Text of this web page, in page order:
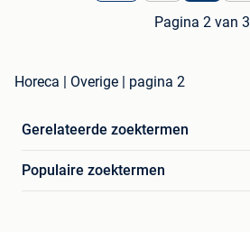
Pagina 2 van 3
Horeca | Overige | pagina 2
Gerelateerde zoektermen
Populaire zoektermen